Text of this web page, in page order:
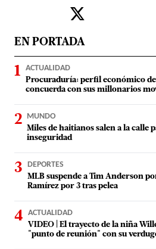
EN PORTADA
ACTUALIDAD
Procuraduría: perfil económico
concuerda con sus millonarios
MUNDO
Miles de haitianos salen a la calle
inseguridad
DEPORTES
MLB suspende a Tim Anderson
Ramírez por 3 tras pelea
ACTUALIDAD
VIDEO | El trayecto de la niña
"punto de reunión" con su